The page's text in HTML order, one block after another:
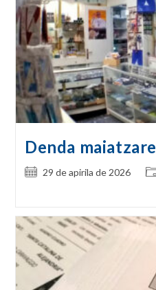
Denda
Post29 de apirila de 2026